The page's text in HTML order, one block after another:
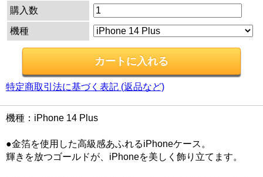
購入数
機種
特定商取引法に基づく表記 (返品など)
機種：iPhone 14 Plus
●金箔を使用した高級感あふれるiPhoneケース。
輝きを放つゴールドが、iPhoneを美しく飾り立てます。